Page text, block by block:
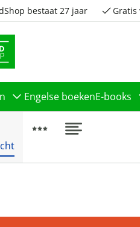
bestaat 27 jaar Gratis
Engelse boekenE-books